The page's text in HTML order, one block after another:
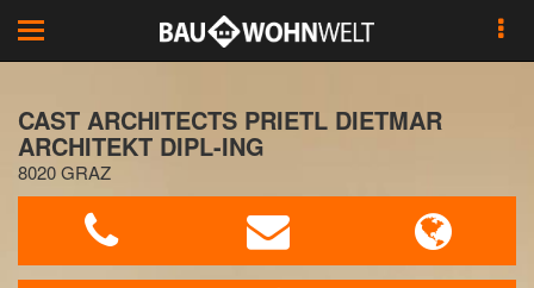
Toggle
navigation
CAST ARCHITECTS PRIETL DIETMAR
ARCHITEKT DIPL-ING
8020 GRAZ